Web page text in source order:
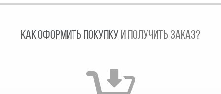
КАК ОФОРМИТЬ ПОКУПКУ И ПОЛУЧИТЬ ЗАКАЗ?